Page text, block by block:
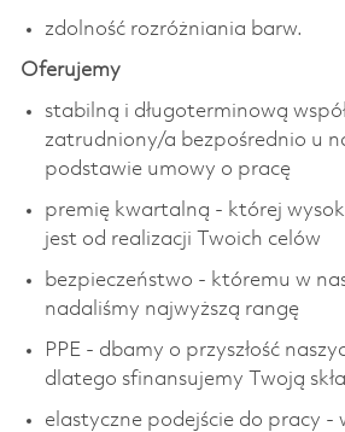
zdolność rozróżniania barw.
Oferujemy
stabilną i długoterminową
zatrudniony/a bezpośrednio u
podstawie umowy o pracę
premię kwartalną - której
jest od realizacji Twoich celów
bezpieczeństwo - któremu w
nadaliśmy najwyższą rangę
PPE - dbamy o przyszłość
dlatego sfinansujemy Twoją
elastyczne podejście do pracy -